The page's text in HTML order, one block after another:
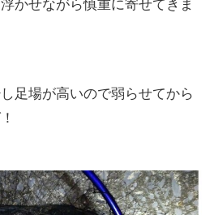
かせながら慎重に寄せてきま
足場が高いので弱らせてから